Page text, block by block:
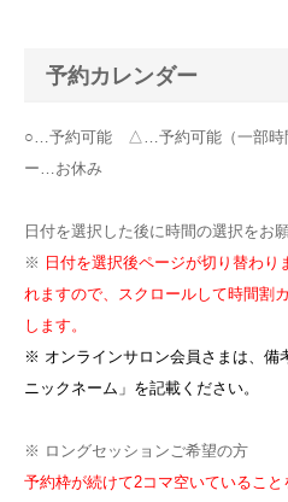
予約カレンダー
○…予約可能 △…予約可能（一部
ー…お休み
日付を選択した後に時間の選択をお
※ 日付を選択後ページが切り替わ
れますので、スクロールして時間割
します。
※ オンラインサロン会員さまは、備
ニックネーム」を記載ください。
※ ロングセッションご希望の方
予約枠が続けて2コマ空いていること